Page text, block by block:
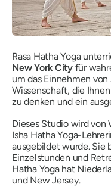
Rasa Hatha Yoga
New York Cityfür
um das Einnehmen
Wissenschaft, die
zu denken und ein
Dieses Studio wird
Isha Hatha Yoga-
ausgebildet wurde. Sie
Einzelstunden und
Hatha Yoga hat
und New Jersey.